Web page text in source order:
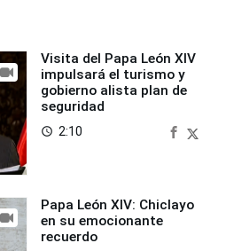
Visita del Papa León XIV
impulsará el turismo y
gobierno alista plan de
seguridad
access_time 2:10
Papa León XIV: Chiclayo
en su emocionante
recuerdo